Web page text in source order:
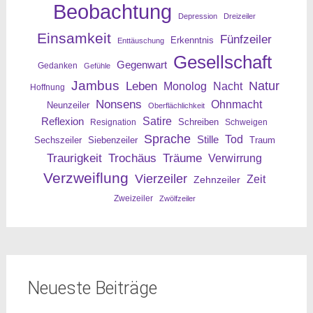
Beobachtung Depression Dreizeiler
Einsamkeit Enttäuschung Erkenntnis Fünfzeiler
Gedanken Gefühle Gegenwart Gesellschaft
Hoffnung Jambus Leben Monolog Nacht Natur
Neunzeiler Nonsens Oberflächlichkeit
Ohnmacht
Reflexion
Resignation Satire Schreiben Schweigen
Sechszeiler Siebenzeiler Sprache Stille Tod Traum
Traurigkeit Trochäus Träume Verwirrung
Verzweiflung Vierzeiler Zehnzeiler Zeit
Zweizeiler Zwölfzeiler
Neueste Beiträge